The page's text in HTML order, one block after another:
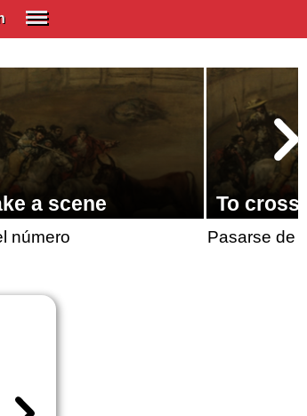
Spanish (Latino)
SUBSCRIBE
EDUCATIONAL LICENSES
GIFT CARDS
OTHER LANGUAGES
a scene
número
To cross
Pasarse de